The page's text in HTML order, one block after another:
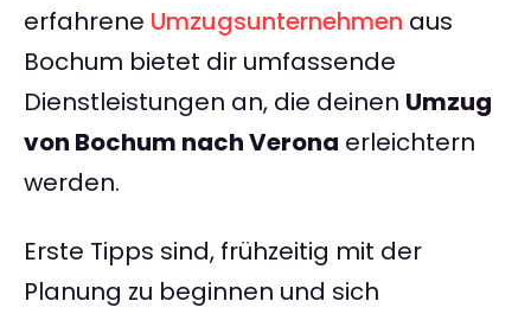
erfahrene Umzugsunternehmen aus
Bochum bietet dir umfassende
Dienstleistungen an, die deinen Umzug
von Bochum nach Verona erleichtern
werden.
Erste Tipps sind, frühzeitig mit der
Planung zu beginnen und sich